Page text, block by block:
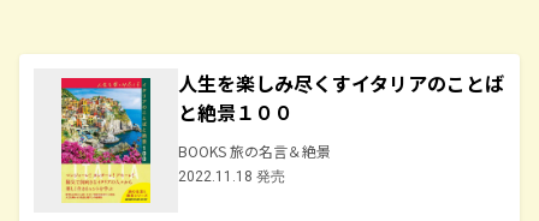
人生を楽しみ尽くすイタリアのことば
と絶景１００
BOOKS 旅の名言＆絶景
2022.11.18 発売